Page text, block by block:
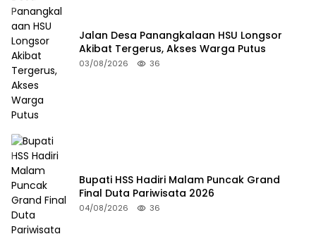
Jalan Desa Panangkalaan HSU Longsor
Akibat Tergerus, Akses Warga Putus
03/08/2026 36
Bupati HSS Hadiri Malam Puncak Grand
Final Duta Pariwisata 2026
04/08/2026 36